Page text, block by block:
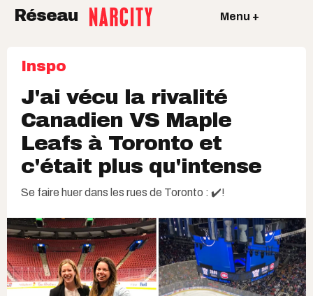
Réseau Menu +
Inspo
J'ai vécu la rivalité
Canadien VS Maple
Leafs à Toronto et
c'était plus qu'intense
Se faire huer dans les rues de Toronto : ✔️!